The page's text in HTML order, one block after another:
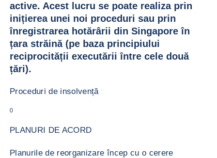
active. Acest lucru se poate realiza prin
inițierea unei noi proceduri sau prin
înregistrarea hotărârii din Singapore în
țara străină (pe baza principiului
reciprocității executării între cele două
țări).
Proceduri de insolvență
0
PLANURI DE ACORD
Planurile de reorganizare încep cu o cerere